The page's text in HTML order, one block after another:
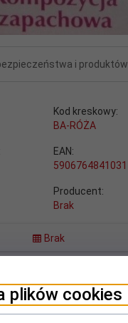
i produktów
Kod kreskowy:
BA-RÓŻA
EAN:
5906764841031
Producent:
Brak
Brak
plików cookies